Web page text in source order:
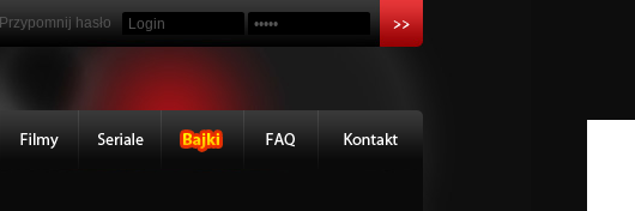
Przypomnij hasło